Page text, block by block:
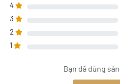
4
3
2
1
Bạn đã dùng